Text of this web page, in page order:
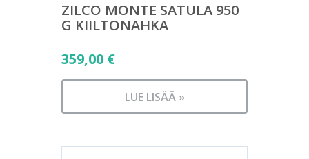
ZILCO MONTE SATULA 950
G KIILTONAHKA
359,00 €
LUE LISÄÄ »